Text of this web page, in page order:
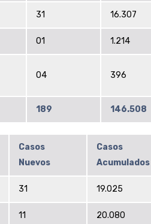
31 16.307
01 1.214
04 396
189 146.508
Casos
Nuevos
Casos
Acumulados
31 19.025
11 20.080